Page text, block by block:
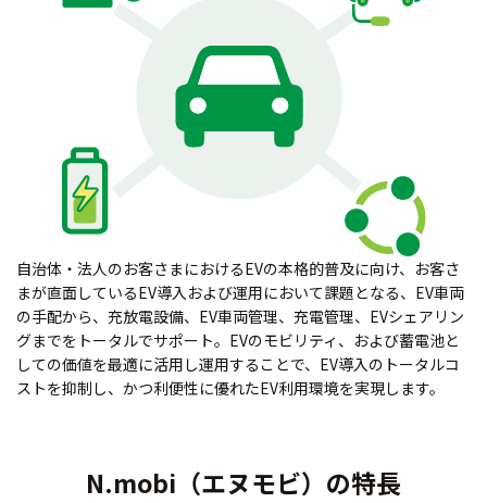
自治体・法人のお客さまにおけるEVの本格的普及に向け、お客さ
まが直面しているEV導入および運用において課題となる、EV車両
の手配から、充放電設備、EV車両管理、充電管理、EVシェアリン
グまでをトータルでサポート。EVのモビリティ、および蓄電池と
しての価値を最適に活用し運用することで、EV導入のトータルコ
ストを抑制し、かつ利便性に優れたEV利用環境を実現します。
N.mobi（エヌモビ）の特長